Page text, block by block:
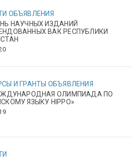
ОБЪЯВЛЕНИЯ
НАУЧНЫХ ИЗДАНИЙ
ВАК РЕСПУБЛИКИ
И ГРАНТЫ ОБЪЯВЛЕНИЯ
ОЛИМПИАДА ПО
ЯЗЫКУ HIPPO»